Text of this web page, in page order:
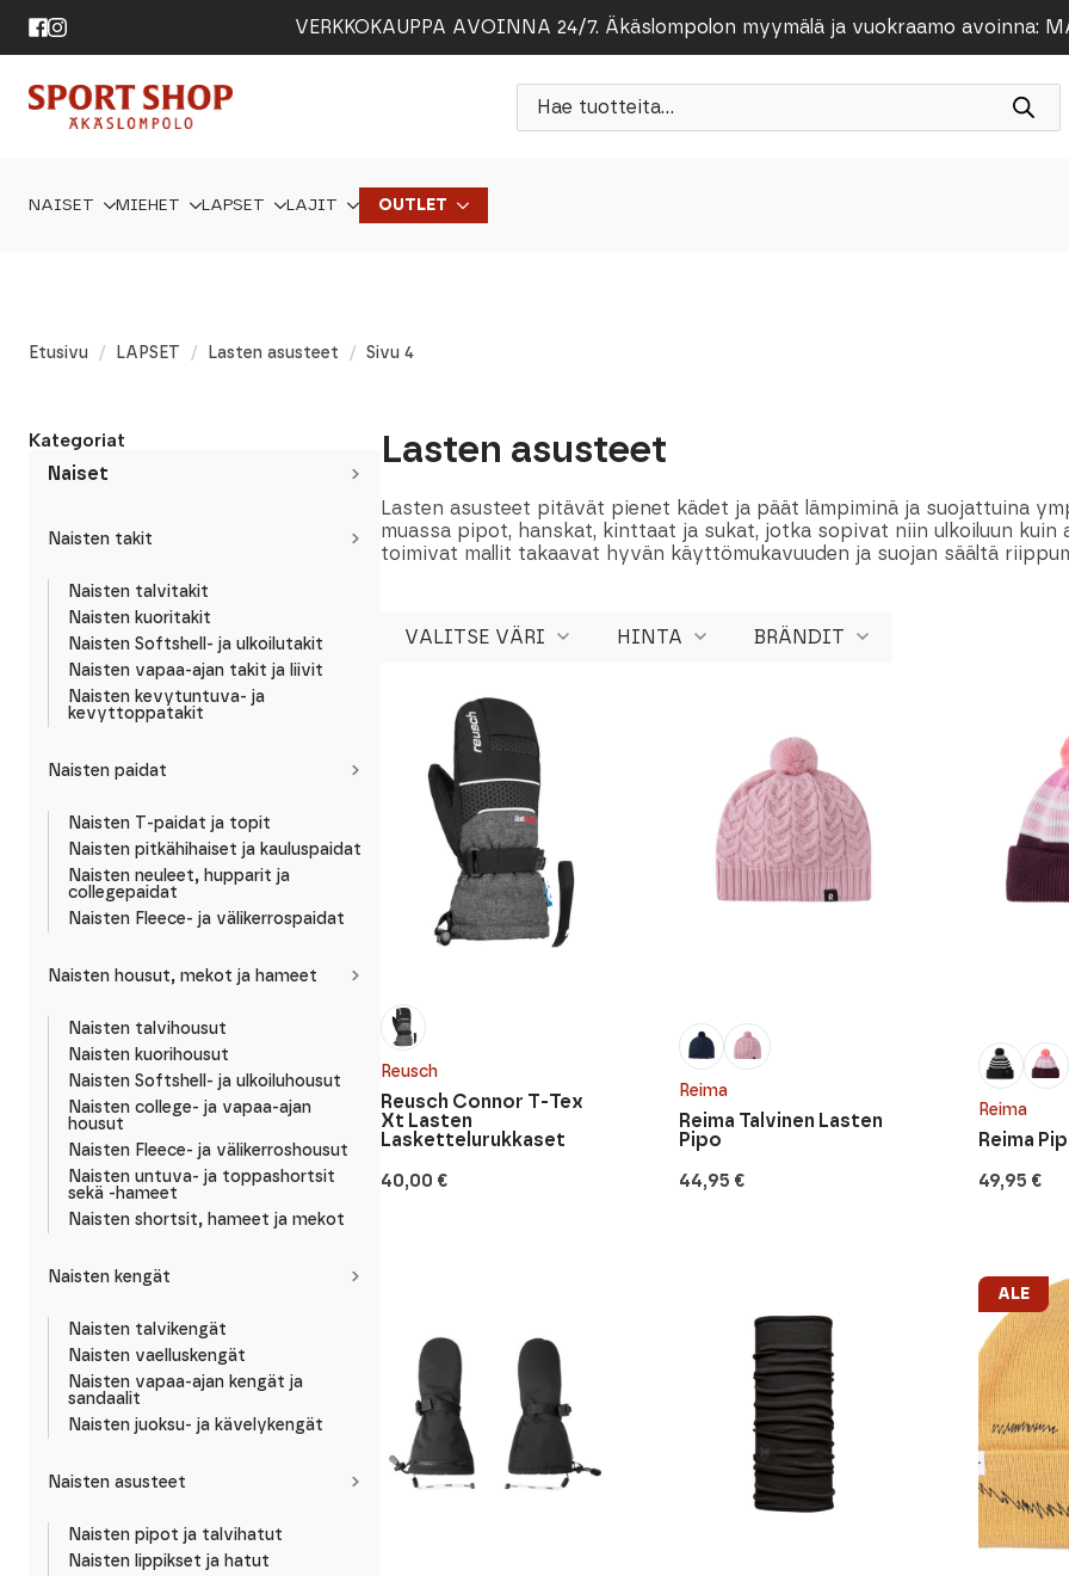
VERKKOKAUPPA AVOINNA 24/7. Äkäslompolon myymälä ja vuokraamo avoinna:
Products
search
NAISET MIEHET LAPSET LAJIT OUTLET
Etusivu LAPSET Lasten asusteet Sivu 4
Kategoriat
Naiset
Naisten takit
Naisten talvitakit
Naisten kuoritakit
Naisten Softshell- ja ulkoilutakit
Naisten vapaa-ajan takit ja liivit
Naisten kevytuntuva- ja
kevyttoppatakit
Naisten paidat
Naisten T-paidat ja topit
Naisten pitkähihaiset ja kauluspaidat
Naisten neuleet, hupparit ja
collegepaidat
Naisten Fleece- ja välikerrospaidat
Naisten housut, mekot ja hameet
Naisten talvihousut
Naisten kuorihousut
Naisten Softshell- ja ulkoiluhousut
Naisten college- ja vapaa-ajan
housut
Naisten Fleece- ja välikerroshousut
Naisten untuva- ja toppashortsit
sekä -hameet
Naisten shortsit, hameet ja mekot
Naisten kengät
Naisten talvikengät
Naisten vaelluskengät
Naisten vapaa-ajan kengät ja
sandaalit
Naisten juoksu- ja kävelykengät
Naisten asusteet
Naisten pipot ja talvihatut
Naisten lippikset ja hatut
Lasten asusteet
Lasten asusteet pitävät pienet kädet ja päät lämpiminä ja suojattuina
muassa pipot, hanskat, kinttaat ja sukat, jotka sopivat niin ulkoiluun kuin
toimivat mallit takaavat hyvän käyttömukavuuden ja suojan säältä
VALITSE VÄRI HINTA BRÄNDIT
Reusch
40,00 €
Reusch Connor T-Tex
Xt Lasten
Laskettelurukkaset
Reima
44,95 €
Reima Talvinen Lasten
Pipo
Reima
49,95 €
Reima
ALE